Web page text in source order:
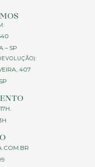
– SP
407